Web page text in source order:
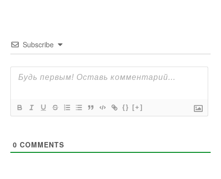
Subscribe
{} [+]
0 COMMENTS